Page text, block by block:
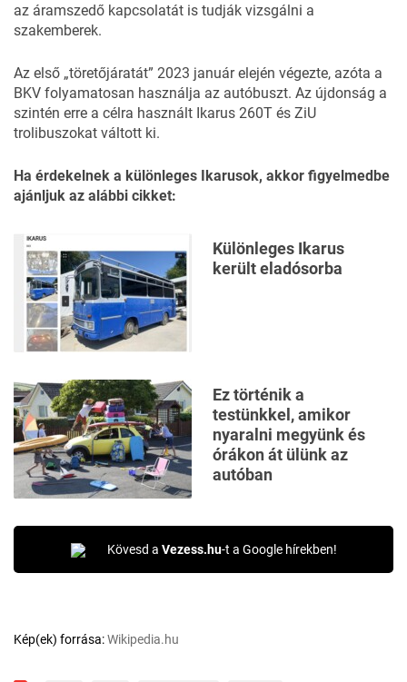
az áramszedő kapcsolatát is tudják vizsgálni a
szakemberek.
Az első „töretőjáratát” 2023 január elején végezte, azóta a
BKV folyamatosan használja az autóbuszt. Az újdonság a
szintén erre a célra használt Ikarus 260T és ZiU
trolibuszokat váltott ki.
Ha érdekelnek a különleges Ikarusok, akkor figyelmedbe
ajánljuk az alábbi cikket:
Különleges Ikarus
került eladósorba
Ez történik a
testünkkel, amikor
nyaralni megyünk és
órákon át ülünk az
autóban
Kövesd a Vezess.hu-t a Google hírekben!
Kép(ek) forrása:Wikipedia.hu